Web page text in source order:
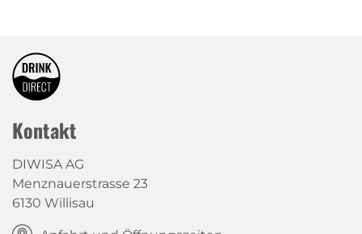
Kontakt
DIWISA AG
Menznauerstrasse 23
6130 Willisau